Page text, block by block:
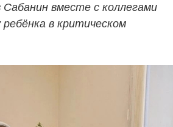
Сабанин вместе с коллегами
в критическом